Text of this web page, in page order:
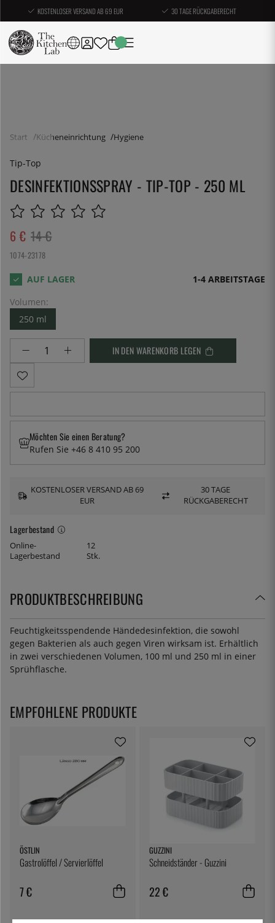
KOSTENLOSER VERSAND AB 69 EUR 30 TAGE RÜCKGABERECHT
Start Kücheneinrichtung Hygiene
Tip-Top
DESINFEKTIONSSPRAY - TIP-TOP - 250 ML
14€
6 €
1074-23178
1-4 ARBEITSTAGE
Volumen:
250 ml
IN DEN WARENKORB LEGEN
Lagerbestand
Online-
Lagerbestand
12
Stk.
Möchten Sie einen Beratung?
Rufen Sie +46 8 410 95 200
KOSTENLOSER VERSAND AB 69
EUR
30 TAGE
RÜCKGABERECHT
PRODUKTBESCHREIBUNG
Feuchtigkeitsspendende Händedesinfektion, die sowohl
gegen Bakterien als auch gegen Viren wirksam ist. Erhältlich
in zwei verschiedenen Volumen, 100 ml und 250 ml in einer
Sprühflasche.
ÖSTLIN
Gastrolöffel / Servierlöffel
7 €
GUZZINI
Schneidständer - Guzzini
22 €
EMPFOHLENE PRODUKTE